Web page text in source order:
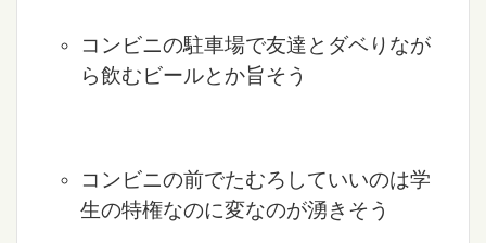
コンビニの駐車場で友達とダベりなが
ら飲むビールとか旨そう
コンビニの前でたむろしていいのは学
生の特権なのに変なのが湧きそう